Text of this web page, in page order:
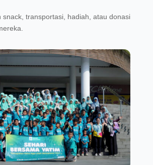
snack, transportasi, hadiah, atau donasi